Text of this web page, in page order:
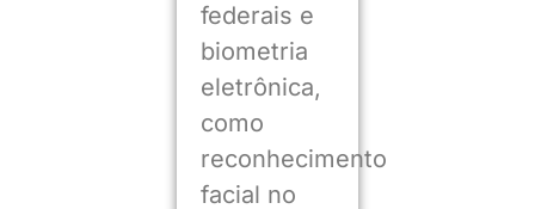
federais e
biometria
eletrônica,
como
reconhecimento
facial no